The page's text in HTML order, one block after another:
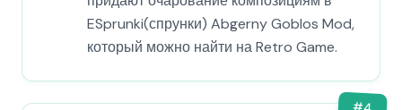
ESprunki(спрунки) Abgerny Goblos Mod,
который можно найти на Retro Game.